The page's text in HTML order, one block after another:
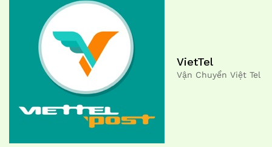
VietTel
Vận Chuyển Việt Tel